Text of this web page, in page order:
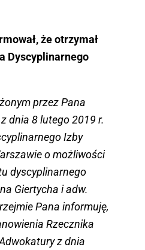
że otrzymał
Dyscyplinarnego
przez Pana
dnia 8 lutego 2019 r.
Izby
o możliwości
dyscyplinarnego
Giertycha i adw.
Pana informuję,
Rzecznika
z dnia